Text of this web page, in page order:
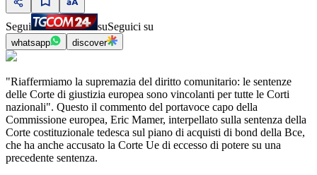
Segui suSeguici su
whatsapp discover
"Riaffermiamo la supremazia del diritto comunitario: le sentenze
delle Corte di giustizia europea sono vincolanti per tutte le Corti
nazionali". Questo il commento del portavoce capo della
Commissione europea, Eric Mamer, interpellato sulla sentenza della
Corte costituzionale tedesca sul piano di acquisti di bond della Bce,
che ha anche accusato la Corte Ue di eccesso di potere su una
precedente sentenza.